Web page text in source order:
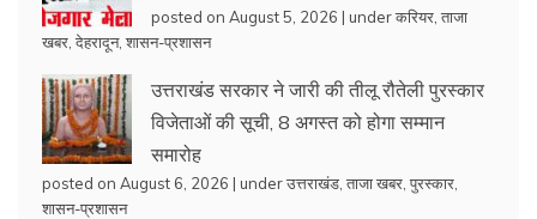
posted on August 5, 2026 | underकरियर ताजा
खबर देहरादून, शासन-प्रशासन
उत्तराखंड सरकार ने जारी की तीलू रौतेली पुरस्कार
विजेताओं की सूची, 8 अगस्त को होगा सम्मान
समारोह
posted on August 6, 2026 | underउत्तराखंड ताजा खबर पुरस्कार
शासन-प्रशासन